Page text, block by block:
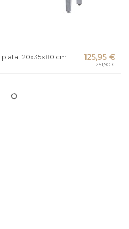
120x35x80 cm 125,95 €
251,90 €